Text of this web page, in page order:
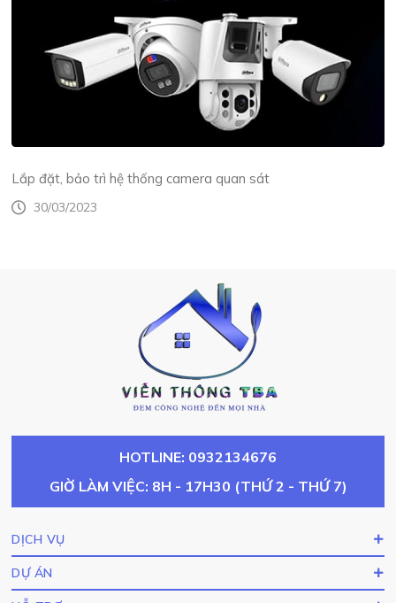
Lắp đặt, bảo trì hệ thống camera quan sát
30/03/2023
HOTLINE: 0932134676
GIỜ LÀM VIỆC: 8H - 17H30 (THỨ 2 - THỨ 7)
DỊCH VỤ
DỰ ÁN